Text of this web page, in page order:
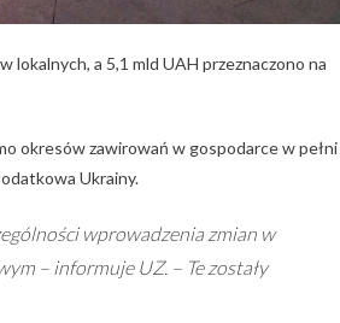
lokalnych, a 5,1 mld UAH przeznaczono na
okresów zawirowań w gospodarce w pełni
Ukrainy.
wprowadzenia zmian w
– informuje UZ. – Te zostały